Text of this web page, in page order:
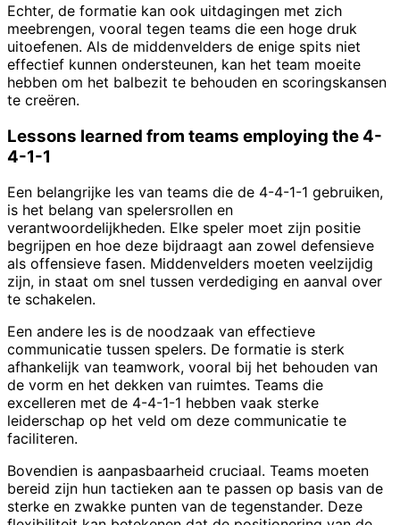
Echter, de formatie kan ook uitdagingen met zich
meebrengen, vooral tegen teams die een hoge druk
uitoefenen. Als de middenvelders de enige spits niet
effectief kunnen ondersteunen, kan het team moeite
hebben om het balbezit te behouden en scoringskansen
te creëren.
Lessons learned from teams employing the 4-
4-1-1
Een belangrijke les van teams die de 4-4-1-1 gebruiken,
is het belang van spelersrollen en
verantwoordelijkheden. Elke speler moet zijn positie
begrijpen en hoe deze bijdraagt aan zowel defensieve
als offensieve fasen. Middenvelders moeten veelzijdig
zijn, in staat om snel tussen verdediging en aanval over
te schakelen.
Een andere les is de noodzaak van effectieve
communicatie tussen spelers. De formatie is sterk
afhankelijk van teamwork, vooral bij het behouden van
de vorm en het dekken van ruimtes. Teams die
excelleren met de 4-4-1-1 hebben vaak sterke
leiderschap op het veld om deze communicatie te
faciliteren.
Bovendien is aanpasbaarheid cruciaal. Teams moeten
bereid zijn hun tactieken aan te passen op basis van de
sterke en zwakke punten van de tegenstander. Deze